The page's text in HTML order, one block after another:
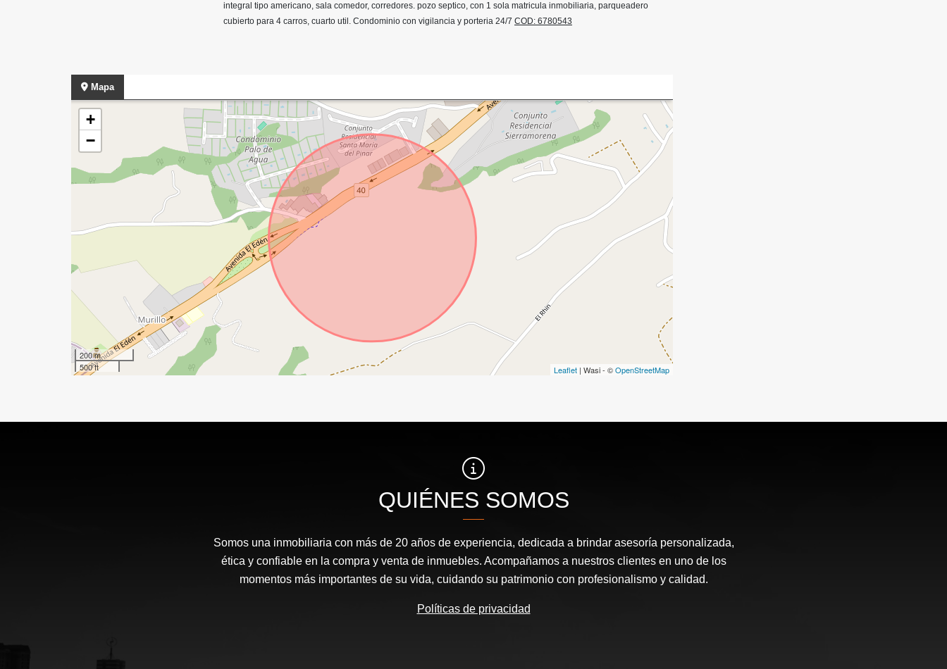
integral tipo americano, sala comedor, corredores. pozo septico, con 1 sola matricula inmobiliaria, parqueadero
cubierto para 4 carros, cuarto util. Condominio con vigilancia y porteria 24/7 COD: 6780543
Mapa
+
−
200 m
500 ft
Leaflet | Wasi - ©OpenStreetMap
QUIÉNES SOMOS
Somos una inmobiliaria con más de 20 años de experiencia, dedicada a brindar asesoría personalizada,
ética y confiable en la compra y venta de inmuebles. Acompañamos a nuestros clientes en uno de los
momentos más importantes de su vida, cuidando su patrimonio con profesionalismo y calidad.
Políticas de privacidad